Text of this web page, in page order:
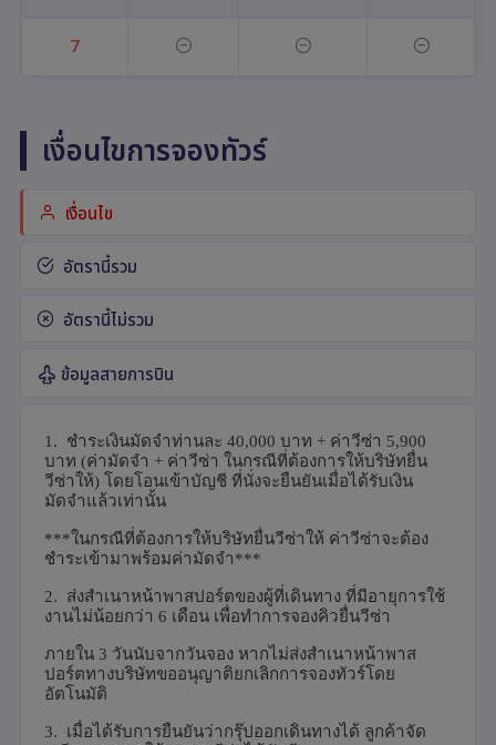
7
เงื่อนไขการจองทัวร์
เงื่อนไข
อัตรานี้รวม
อัตรานี้ไม่รวม
ข้อมูลสายการบิน
1. ชำระเงินมัดจำท่านละ 40,000 บาท + ค่าวีซ่า 5,900
บาท (ค่ามัดจำ + ค่าวีซ่า ในกรณีที่ต้องการให้บริษัทยื่น
วีซ่าให้) โดยโอนเข้าบัญชี ที่นั่งจะยืนยันเมื่อได้รับเงิน
มัดจำแล้วเท่านั้น
***ในกรณีที่ต้องการให้บริษัทยื่นวีซ่าให้ ค่าวีซ่าจะต้อง
ชำระเข้ามาพร้อมค่ามัดจำ***
2. ส่งสำเนาหน้าพาสปอร์ตของผู้ที่เดินทาง ที่มีอายุการใช้
งานไม่น้อยกว่า 6 เดือน เพื่อทำการจองคิวยื่นวีซ่า
ภายใน 3 วันนับจากวันจอง หากไม่ส่งสำเนาหน้าพาส
ปอร์ตทางบริษัทขออนุญาติยกเลิกการจองทัวร์โดย
อัตโนมัติ
3. เมื่อได้รับการยืนยันว่ากรุ๊ปออกเดินทางได้ ลูกค้าจัด